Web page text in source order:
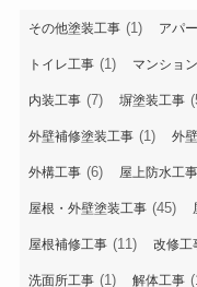
その他塗装工事 (1) アパ
トイレ工事 (1) マンショ
内装工事 (7) 塀塗装工事
外壁補修塗装工事 (1) 外
外構工事 (6) 屋上防水工事
屋根・外壁塗装工事 (45)
屋根補修工事 (11) 改修工
洗面所工事 (1) 解体工事